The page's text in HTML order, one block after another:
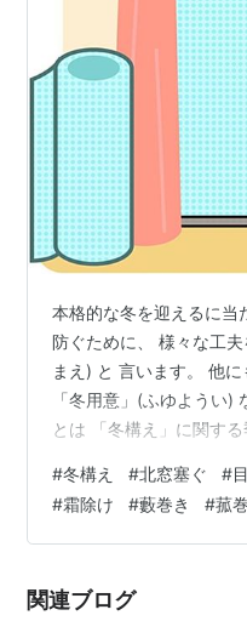
本格的な冬を迎えるに当
防ぐために、 様々な工
まえ) と 言います。 他
「冬用意」(ふゆようい)
とは 「冬構え」に関す
き） 木積間（きづま）
きよけ） 藪巻き（やぶ
り（ゆきつり） 雪囲い
まえ) とは、 主に家屋や
#冬構え #北窓塞ぐ #
#霜除け #藪巻き #菰
関連ブログ